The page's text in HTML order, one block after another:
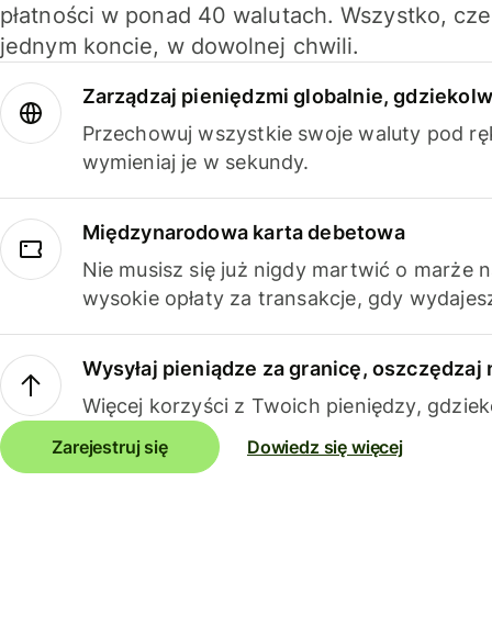
płatności w ponad 40 walutach. Wszystko,
jednym koncie, w dowolnej chwili.
Zarządzaj pieniędzmi globalnie,
Przechowuj wszystkie swoje waluty pod
wymieniaj je w sekundy.
Międzynarodowa karta debetowa
Nie musisz się już nigdy martwić o marże
wysokie opłaty za transakcje, gdy
Wysyłaj pieniądze za granicę, oszczędzaj
Więcej korzyści z Twoich pieniędzy,
Zarejestruj się Dowiedz się więcej